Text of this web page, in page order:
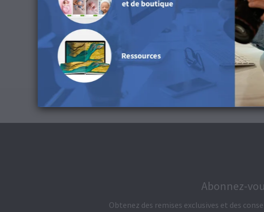
Disponible dans les produits
Ce produit est disponible pour les Cartes et faire-part et
Abonnez-
Obtenez des remises exclusives et des